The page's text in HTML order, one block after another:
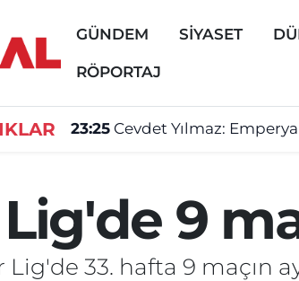
GÜNDEM SİYASET
RÖPORTAJ
23:25 Cevdet Yılmaz:
9
33. hafta 9 maçın
Fikstür